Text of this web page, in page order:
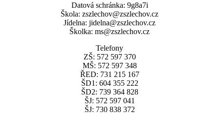
Datová schránka: 9g8a7i
Škola: zszlechov@zszlechov.cz
Jídelna: jidelna@zszlechov.cz
Školka: ms@zszlechov.cz
Telefony
ZŠ: 572 597 370
MŠ: 572 597 348
ŘED: 731 215 167
ŠD1: 604 355 222
ŠD2: 739 364 828
ŠJ: 572 597 041
ŠJ: 730 838 372